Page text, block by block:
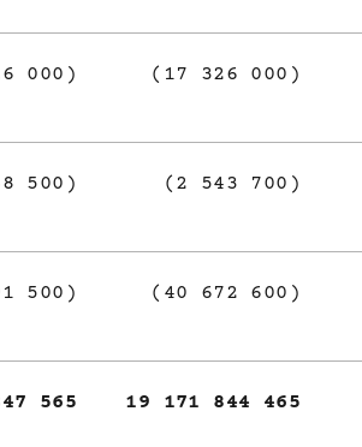
000) (17 326 000)
500) (2 543 700)
500) (40 672 600)
565 19 171 844 465